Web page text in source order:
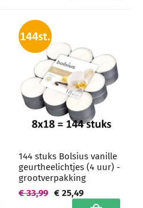
144 stuks Bolsius vanille
geurtheelichtjes (4 uur) -
grootverpakking
€ 25,49
€ 33,99